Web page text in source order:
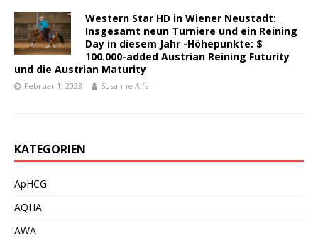
Western Star HD in Wiener Neustadt:
Insgesamt neun Turniere und ein Reining
Day in diesem Jahr -Höhepunkte: $
100.000-added Austrian Reining Futurity
und die Austrian Maturity
Februar 1, 2023 Susanne Alfs
KATEGORIEN
ApHCG
AQHA
AWA